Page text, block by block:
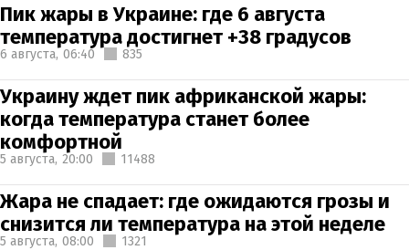
Пик жары в Украине: где 6 августа
температура достигнет +38 градусов
6 августа, 06:40 835
Украину ждет пик африканской жары:
когда температура станет более
комфортной
5 августа, 20:00 11488
Жара не спадает: где ожидаются грозы и
снизится ли температура на этой неделе
5 августа, 08:00 1321